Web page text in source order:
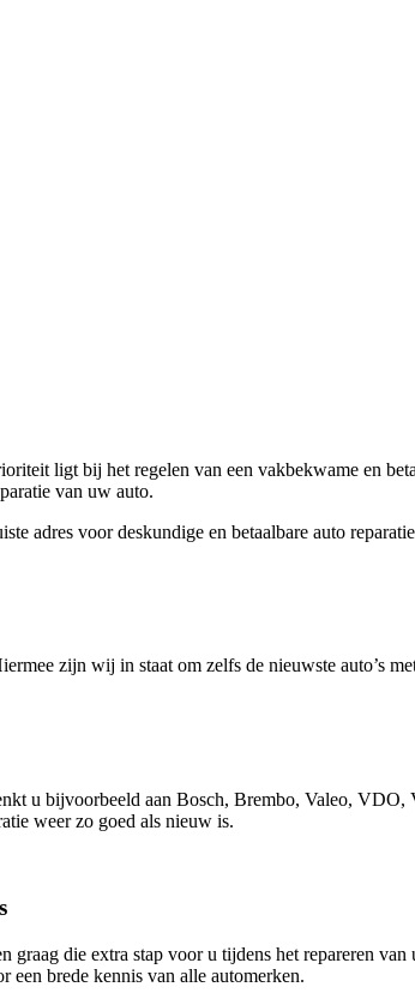
ligt bij het regelen van een vakbekwame en
van uw auto.
adres voor deskundige en betaalbare auto
zijn wij in staat om zelfs de nieuwste auto’s
u bijvoorbeeld aan Bosch, Brembo, Valeo,
weer zo goed als nieuw is.
die extra stap voor u tijdens het repareren
brede kennis van alle automerken.